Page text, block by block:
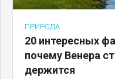
ПРИРОДА
20 интересных
почему Венера
держится